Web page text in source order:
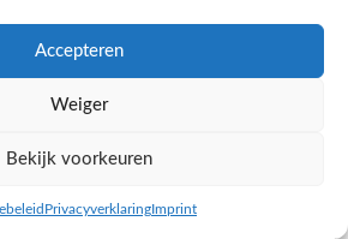
Accepteren
Weiger
Bekijk voorkeuren
PrivacyverklaringImprint